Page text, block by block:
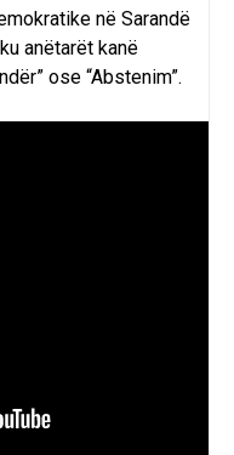
në Sarandë
anëtarët kanë
ose “Abstenim”.